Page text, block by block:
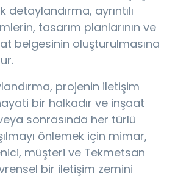
detaylandırma, ayrıntılı
tasarım planlarının ve
belgesinin oluşturulmasına
projenin iletişim
bir halkadır ve inşaat
sonrasında her türlü
önlemek için mimar,
müşteri ve Tekmetsan
bir iletişim zemini